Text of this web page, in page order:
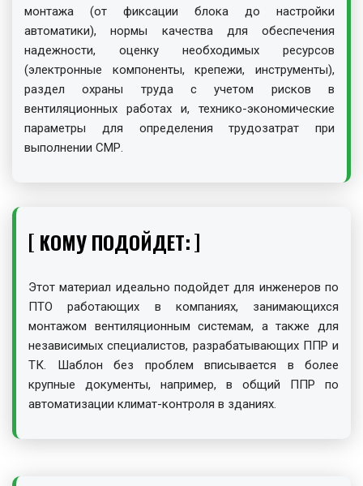
монтажа (от фиксации блока до настройки
автоматики), нормы качества для обеспечения
надежности, оценку необходимых ресурсов
(электронные компоненты, крепежи, инструменты),
раздел охраны труда с учетом рисков в
вентиляционных работах и, технико-экономические
параметры для определения трудозатрат при
выполнении СМР.
КОМУ ПОДОЙДЕТ:
Этот материал идеально подойдет для инженеров по
ПТО работающих в компаниях, занимающихся
монтажом вентиляционным системам, а также для
независимых специалистов, разрабатывающих ППР и
ТК. Шаблон без проблем вписывается в более
крупные документы, например, в общий ППР по
автоматизации климат-контроля в зданиях.